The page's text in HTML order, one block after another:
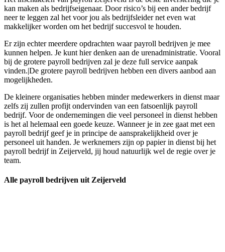
kan maken als bedrijfseigenaar. Door risico’s bij een ander bedrijf
neer te leggen zal het voor jou als bedrijfsleider net even wat
makkelijker worden om het bedrijf succesvol te houden.
Er zijn echter meerdere opdrachten waar payroll bedrijven je mee
kunnen helpen. Je kunt hier denken aan de urenadministratie. Vooral
bij de grotere payroll bedrijven zal je deze full service aanpak
vinden.|De grotere payroll bedrijven hebben een divers aanbod aan
mogelijkheden.
De kleinere organisaties hebben minder medewerkers in dienst maar
zelfs zij zullen profijt ondervinden van een fatsoenlijk payroll
bedrijf. Voor de ondernemingen die veel personeel in dienst hebben
is het al helemaal een goede keuze. Wanneer je in zee gaat met een
payroll bedrijf geef je in principe de aansprakelijkheid over je
personeel uit handen. Je werknemers zijn op papier in dienst bij het
payroll bedrijf in Zeijerveld, jij houd natuurlijk wel de regie over je
team.
Alle payroll bedrijven uit Zeijerveld